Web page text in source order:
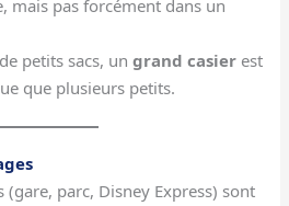
mais pas forcément dans un
petits sacs, ungrand casier est
que plusieurs petits.
(gare, parc, Disney Express) sont